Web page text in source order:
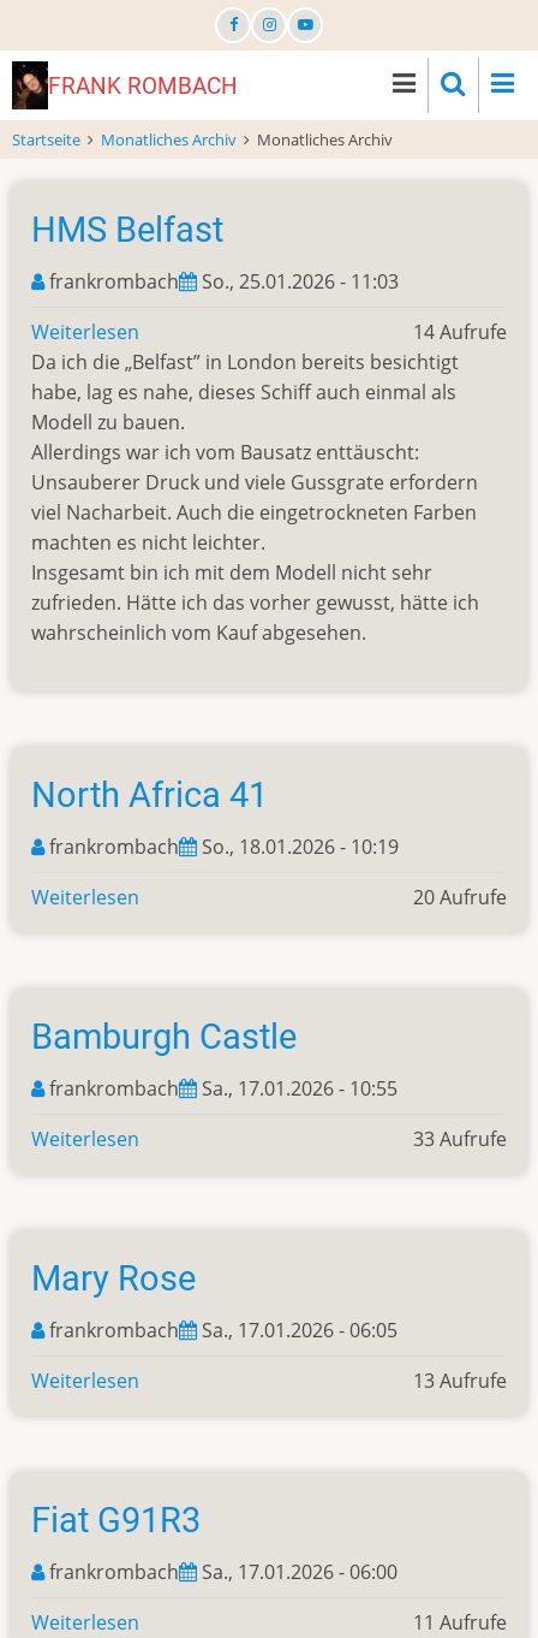
zum
InhaltFRANK ROMBACH
Startseite Monatliches Archiv Monatliches Archiv
HMS Belfast
frankrombach
So., 25.01.2026 - 11:03
Weiterlesen
HMS
Belfast
14 Aufrufe
Da ich die „Belfast” in London bereits besichtigt
habe, lag es nahe, dieses Schiff auch einmal als
Modell zu bauen.
Allerdings war ich vom Bausatz enttäuscht:
Unsauberer Druck und viele Gussgrate erfordern
viel Nacharbeit. Auch die eingetrockneten Farben
machten es nicht leichter.
Insgesamt bin ich mit dem Modell nicht sehr
zufrieden. Hätte ich das vorher gewusst, hätte ich
wahrscheinlich vom Kauf abgesehen.
North Africa 41
frankrombach
So., 18.01.2026 - 10:19
Weiterlesen
41
20 Aufrufe
Bamburgh Castle
frankrombach
Sa., 17.01.2026 - 10:55
Weiterlesen
33 Aufrufe
Mary Rose
frankrombach
Sa., 17.01.2026 - 06:05
Weiterlesen
13 Aufrufe
Fiat G91R3
frankrombach
Sa., 17.01.2026 - 06:00
Weiterlesen
11 Aufrufe